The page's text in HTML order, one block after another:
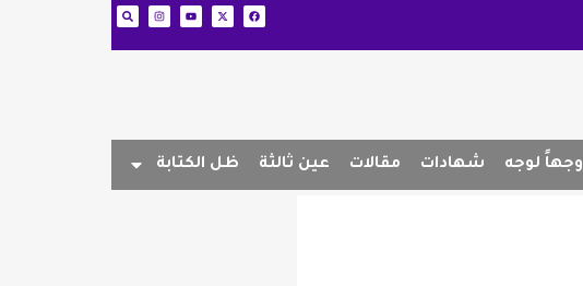
وجهاً لوجه شهادات مقالات عين ثالثة ظل الكتابة